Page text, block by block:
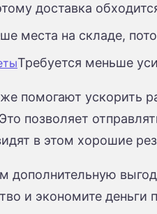
доставка
места на складе,
Требуется меньше
помогают ускорить
позволяет
в этом хорошие
дополнительную
и экономите деньги